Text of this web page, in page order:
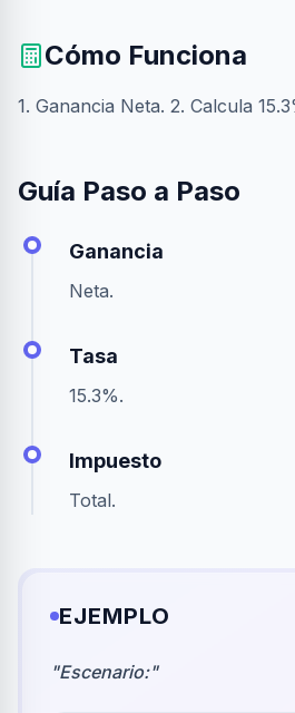
Cómo Funciona
1. Ganancia Neta. 2. Calcula
Guía Paso a Paso
Ganancia
Neta.
Tasa
15.3%.
Impuesto
Total.
EJEMPLO
"Escenario:"